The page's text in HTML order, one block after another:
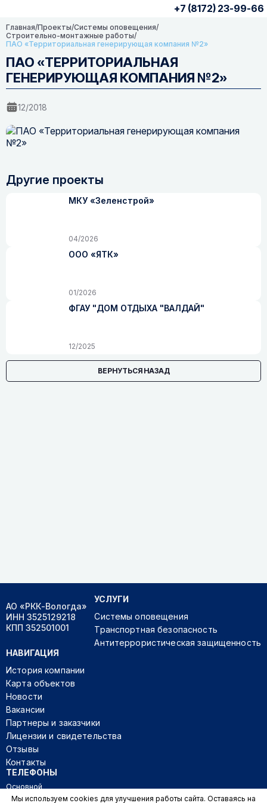
+7 (8172) 23-99-66
Главная/Проекты/Системы оповещения/
Строительно-монтажные работы/
ПАО «Территориальная генерирующая компания №2»
ПАО «ТЕРРИТОРИАЛЬНАЯ
ГЕНЕРИРУЮЩАЯ КОМПАНИЯ №2»
12/2018
Другие проекты
МКУ «Зеленстрой»
04/2026
ООО «ЯТК»
01/2026
ФГАУ "ДОМ ОТДЫХА "ВАЛДАЙ"
12/2025
ВЕРНУТЬСЯ НАЗАД
АО «РКК-Вологда»
ИНН 3525129218
КПП 352501001
УСЛУГИ
Системы оповещения
Транспортная безопасность
Антитеррористическая защищенность
НАВИГАЦИЯ
История компании
Карта объектов
Новости
Вакансии
Партнеры и заказчики
Лицензии и свидетельства
Отзывы
Контакты
ТЕЛЕФОНЫ
Основной
+7 (8172) 23-99-66
Мы используем cookies для улучшения работы сайта. Оставаясь на